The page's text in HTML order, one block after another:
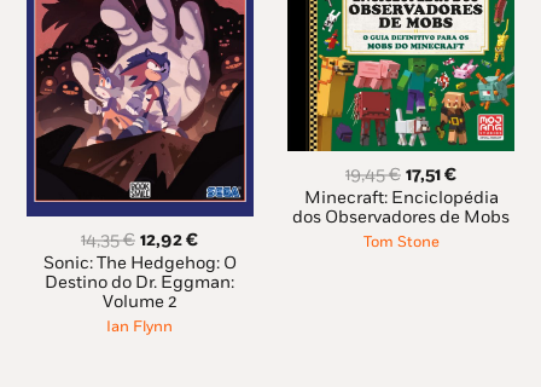
14,35€ O
preço
original
era:
14,35 €.
12,92€O
preço
atual
Sonic: The Hedgehog: O
Destino do Dr. Eggman:
Volume 2
Ian Flynn
19,45€ O
preço
original
era:
17,51€O
preço
atual
Minecraft: Enciclopédia
dos Observadores de Mobs
Tom Stone